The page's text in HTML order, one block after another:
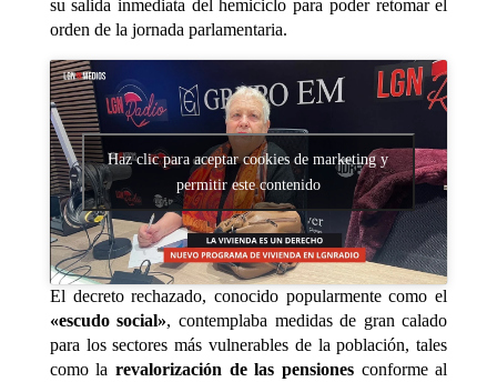
su salida inmediata del hemiciclo para poder retomar el
orden de la jornada parlamentaria.
Haz clic para aceptar cookies de marketing y
permitir este contenido
El decreto rechazado, conocido popularmente como el
«escudo social», contemplaba medidas de gran calado
para los sectores más vulnerables de la población, tales
como larevalorización de las pensionesconforme al